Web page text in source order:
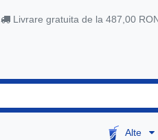
Livrare gratuita de la 487,00
Alte